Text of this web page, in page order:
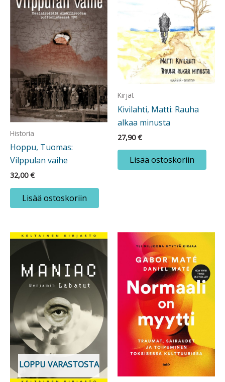
Historia
Hoppu, Tuomas:
Vilppulan vaihe
32,00€
Lisää ostoskoriin
Kirjat
Kivilahti, Matti: Rauha
alkaa minusta
27,90€
Lisää ostoskoriin
LOPPU VARASTOSTA